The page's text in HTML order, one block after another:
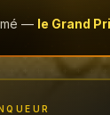
— le Grand